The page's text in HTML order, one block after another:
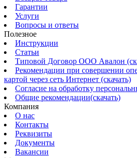
Гарантии
Услуги
Вопросы и ответы
Полезное
Инструкции
Статьи
Типовой Договор ООО Авалон
Рекомендации при совершении
картой через сеть Интернет (скачать)
Согласие на обработку
Общие рекомендации(скачать)
Компания
О нас
Контакты
Реквизиты
Документы
Вакансии